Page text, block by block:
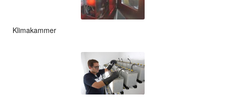
Klimakammer